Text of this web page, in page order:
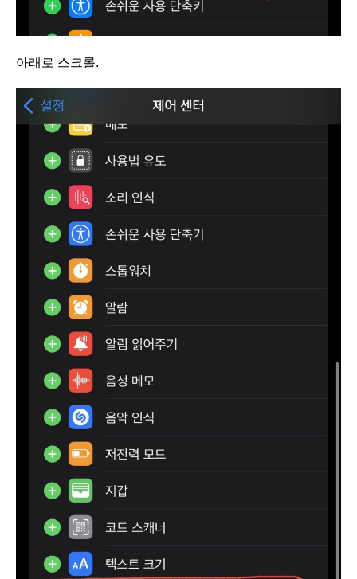
아래로 스크롤.